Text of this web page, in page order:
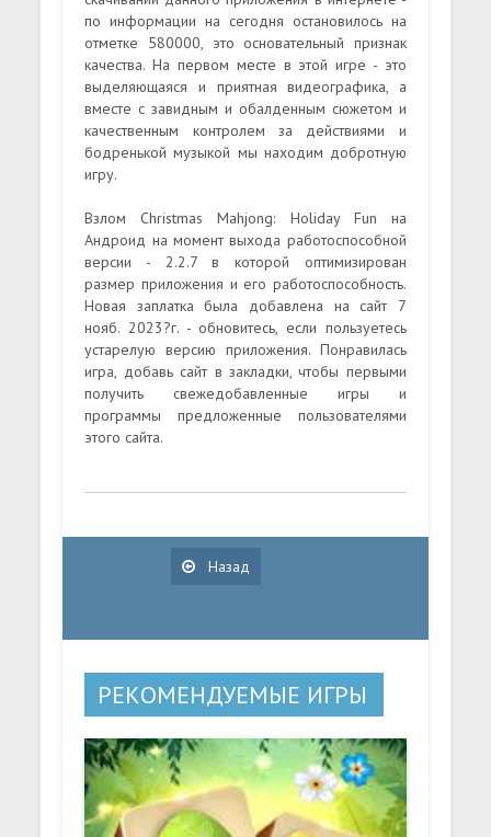
по информации на сегодня остановилось на
отметке 580000, это основательный признак
качества. На первом месте в этой игре - это
выделяющаяся и приятная видеографика, а
вместе с завидным и обалденным сюжетом и
качественным контролем за действиями и
бодренькой музыкой мы находим добротную
игру.
Взлом Christmas Mahjong: Holiday Fun на
Андроид на момент выхода работоспособной
версии - 2.2.7 в которой оптимизирован
размер приложения и его работоспособность.
Новая заплатка была добавлена на сайт 7
нояб. 2023?г. - обновитесь, если пользуетесь
устарелую версию приложения. Понравилась
игра, добавь сайт в закладки, чтобы первыми
получить свежедобавленные игры и
программы предложенные пользователями
этого сайта.
Назад
РЕКОМЕНДУЕМЫЕ ИГРЫ